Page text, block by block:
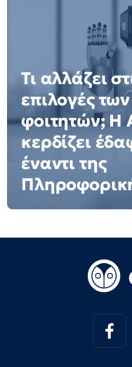
Τι αλλάζει
επιλογές των
φοιτητών; Η
κερδίζει
έναντι της